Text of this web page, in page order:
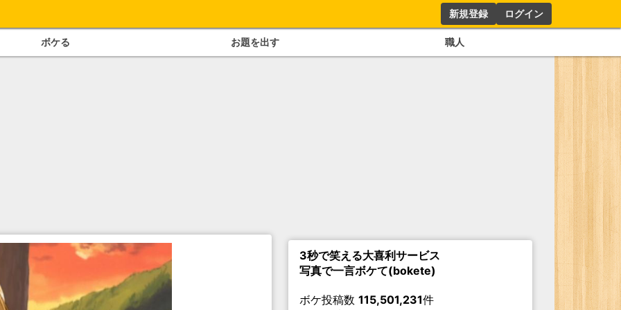
新規登録 ログイン
ボケる お題を出す 職人
3秒で笑える大喜利サービス
写真で一言ボケて(bokete)
ボケ投稿数 115,501,231件